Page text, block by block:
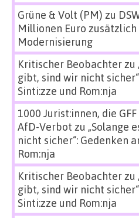
Grüne & Volt (PM) zu
Millionen Euro
Modernisierung
Kritischer Beobachterzu
gibt, sind wir nicht
Sinti:zze und Rom:nja
1000 Jurist:innen, die
AfD-Verbot zu „Solange
nicht sicher“: Gedenken
Rom:nja
Kritischer Beobachterzu
gibt, sind wir nicht
Sinti:zze und Rom:nja